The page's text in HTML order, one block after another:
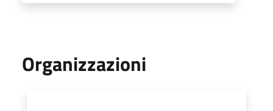
Organizzazioni